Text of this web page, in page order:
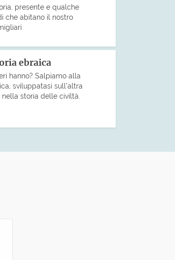
presente e qualche
che abitano il nostro
ebraica
hanno? Salpiamo alla
sviluppatasi sull’altra
storia delle civiltà.